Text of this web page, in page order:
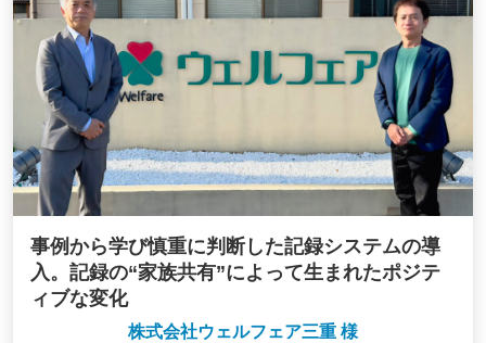
事例から学び慎重に判断した記録システムの導
入。記録の“家族共有”によって生まれたポジテ
ィブな変化
株式会社ウェルフェア三重 様